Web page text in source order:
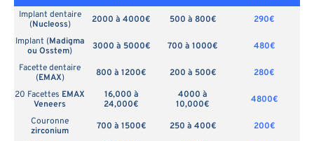
Implant dentaire
(Nucleoss) 2000 à 4000€ 500 à 800€
290€
Implant (Madigma
ou Osstem) 3000 à 5000€ 700 à 1000€
480€
Facette dentaire
(EMAX) 800 à 1200€ 200 à 500€
280€
20 Facettes EMAX
Veneers
16,000 à
24,000€
4000 à
10,000€
4800€
Couronne
zirconium
700 à 1500€ 250 à 400€
200€